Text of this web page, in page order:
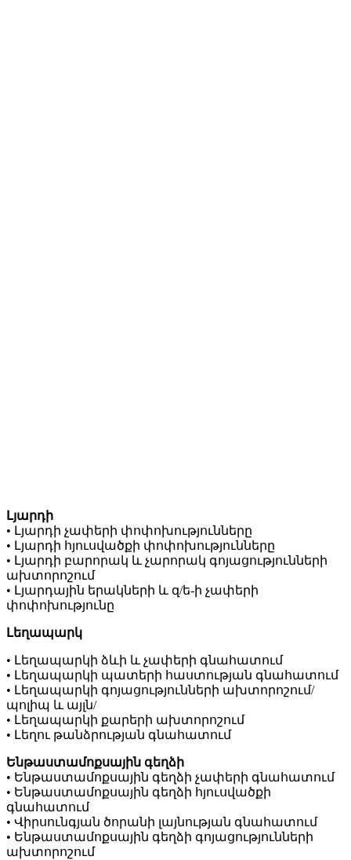
Լյարդի
• Լյարդի չափերի փոփոխությունները
• Լյարդի հյուսվածքի փոփոխությունները
• Լյարդի բարորակ և չարորակ գոյացությունների
ախտորոշում
• Լյարդային երակների և զ/ե-ի չափերի
փոփոխությունը
Լեղապարկ
• Լեղապարկի ձևի և չափերի գնահատում
• Լեղապարկի պատերի հաստության գնահատում
• Լեղապարկի գոյացությունների ախտորոշում/
պոլիպ և այլն/
• Լեղապարկի քարերի ախտորոշում
• Լեղու թանձրության գնահատում
Ենթաստամոքսային գեղձի
• Ենթաստամոքսային գեղձի չափերի գնահատում
• Ենթաստամոքսային գեղձի հյուսվածքի
գնահատում
• Վիրսունգյան ծորանի լայնության գնահատում
• Ենթաստամոքսային գեղձի գոյացությունների
ախտորոշում